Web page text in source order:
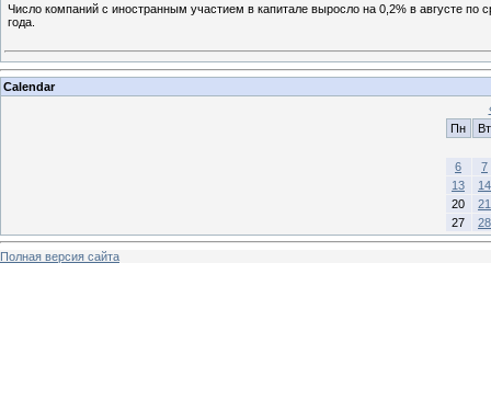
Число компаний с иностранным участием в капитале выросло на 0,2% в августе
года.
Calendar
Пн
Вт
6
7
13
14
20
21
27
28
Полная версия сайта